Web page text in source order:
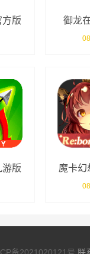
方版 御龙
游版 魔卡幻